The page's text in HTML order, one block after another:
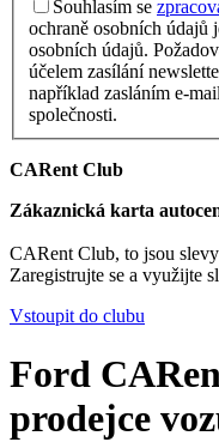
Souhlasím se
ochraně osobních údajů
osobních údajů.
účelem zasílání
například zasláním e-
společnosti.
CARent Club
Zákaznická karta
CARent Club, to jsou
Zaregistrujte se a využijte
Vstoupit do clubu
Ford
prodejce